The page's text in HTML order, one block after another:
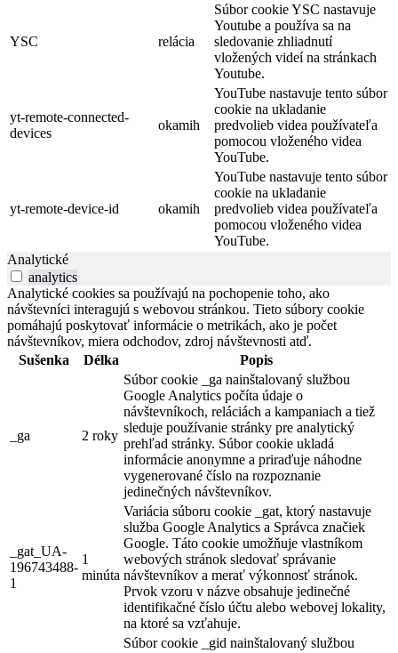
YSC relácia
Súbor cookie YSC nastavuje
Youtube a používa sa na
sledovanie zhliadnutí
vložených videí na stránkach
Youtube.
yt-remote-connected-
devices
okamih
YouTube nastavuje tento súbor
cookie na ukladanie
predvolieb videa používateľa
pomocou vloženého videa
YouTube.
yt-remote-device-id okamih
YouTube nastavuje tento súbor
cookie na ukladanie
predvolieb videa používateľa
pomocou vloženého videa
YouTube.
Analytické
analytics
Analytické cookies sa používajú na pochopenie toho, ako
návštevníci interagujú s webovou stránkou. Tieto súbory cookie
pomáhajú poskytovať informácie o metrikách, ako je počet
návštevníkov, miera odchodov, zdroj návštevnosti atď.
Sušenka
Délka Popis
_ga 2 roky
Súbor cookie _ga nainštalovaný službou
Google Analytics počíta údaje o
návštevníkoch, reláciách a kampaniach a tiež
sleduje používanie stránky pre analytický
prehľad stránky. Súbor cookie ukladá
informácie anonymne a priraďuje náhodne
vygenerované číslo na rozpoznanie
jedinečných návštevníkov.
_gat_UA-
196743488-
1
1
minúta
Variácia súboru cookie _gat, ktorý nastavuje
služba Google Analytics a Správca značiek
Google. Táto cookie umožňuje vlastníkom
webových stránok sledovať správanie
návštevníkov a merať výkonnosť stránok.
Prvok vzoru v názve obsahuje jedinečné
identifikačné číslo účtu alebo webovej lokality,
na ktoré sa vzťahuje.
Súbor cookie _gid nainštalovaný službou